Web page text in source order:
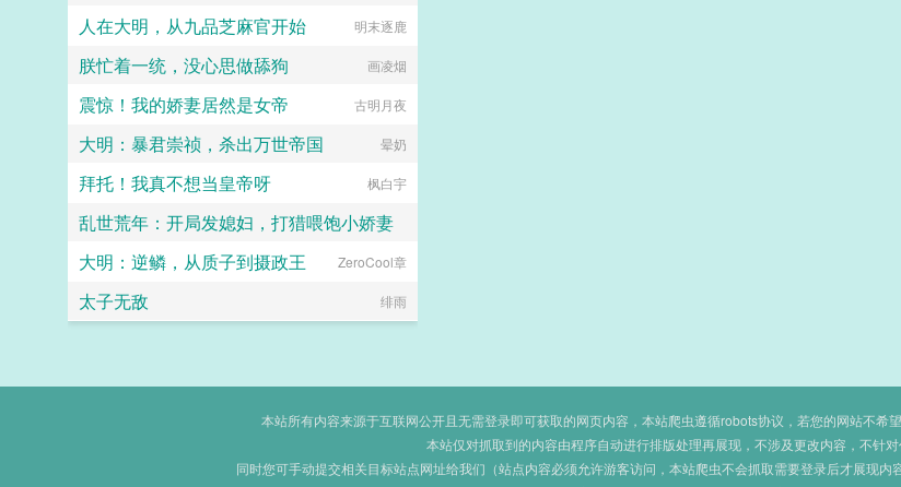
人在大明，从九品芝麻官开始 明末逐鹿
朕忙着一统，没心思做舔狗 画凌烟
震惊！我的娇妻居然是女帝 古明月夜
大明：暴君崇祯，杀出万世帝国 晕奶
拜托！我真不想当皇帝呀 枫白宇
乱世荒年：开局发媳妇，打猎喂饱小娇妻
烟云客横渡积水潭
大明：逆鳞，从质子到摄政王 ZeroCool章
太子无敌 绯雨
本站所有内容来源于互联网公开且无需登录即可获取的网页内容，本站爬虫遵循robots协议，若您的网站不希
本站仅对抓取到的内容由程序自动进行排版处理再展现，不涉及更改内容，不针对
同时您可手动提交相关目标站点网址给我们（站点内容必须允许游客访问，本站爬虫不会抓取需要登录后才展现内